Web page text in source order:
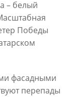
– белый
Победы
фасадными
перепады